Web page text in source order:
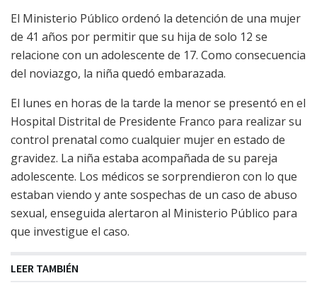
El Ministerio Público ordenó la detención de una mujer
de 41 años por permitir que su hija de solo 12 se
relacione con un adolescente de 17. Como consecuencia
del noviazgo, la niña quedó embarazada.
El lunes en horas de la tarde la menor se presentó en el
Hospital Distrital de Presidente Franco para realizar su
control prenatal como cualquier mujer en estado de
gravidez. La niña estaba acompañada de su pareja
adolescente. Los médicos se sorprendieron con lo que
estaban viendo y ante sospechas de un caso de abuso
sexual, enseguida alertaron al Ministerio Público para
que investigue el caso.
LEER TAMBIÉN